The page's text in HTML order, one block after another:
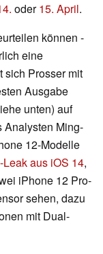
oder15. April.
können -
eine
sich Prosser mit
Ausgabe
unten) auf
Analysten Ming-
12-Modelle
Leak aus iOS 14,
iPhone 12 Pro-
sehen, dazu
mit Dual-